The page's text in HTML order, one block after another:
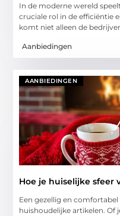
In de moderne wereld
cruciale rol in de efficiëntie
komt niet alleen de
Aanbiedingen
AANBIEDINGEN
Hoe je huiselijke
Een gezellig en
huishoudelijke artikelen. Of